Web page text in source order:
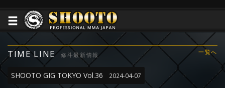
TIME LINE 修斗最新情報 一覧へ
SHOOTO GIG TOKYO Vol.36 2024-04-07